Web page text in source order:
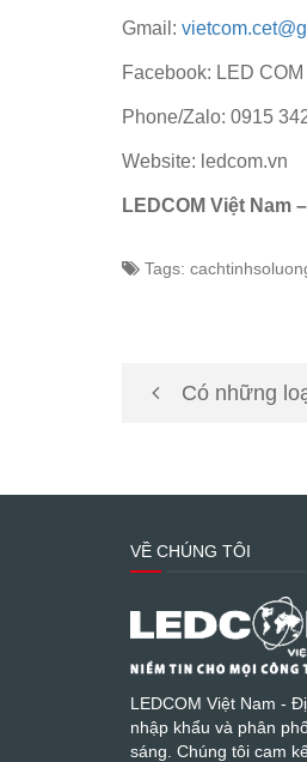
Gmail:
Facebook: LED
Phone/Zalo: 0915
Website: ledcom.vn
LEDCOM Việt Nam
Tags:
VỀ CHÚNG TÔI
LEDCOM Việt Nam -
nhập khẩu và phân
sáng. Chúng tôi cam